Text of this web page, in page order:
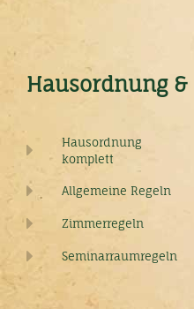
Hausordnung
Hausordnung
komplett
Allgemeine Regeln
Zimmerregeln
Seminarraumregeln